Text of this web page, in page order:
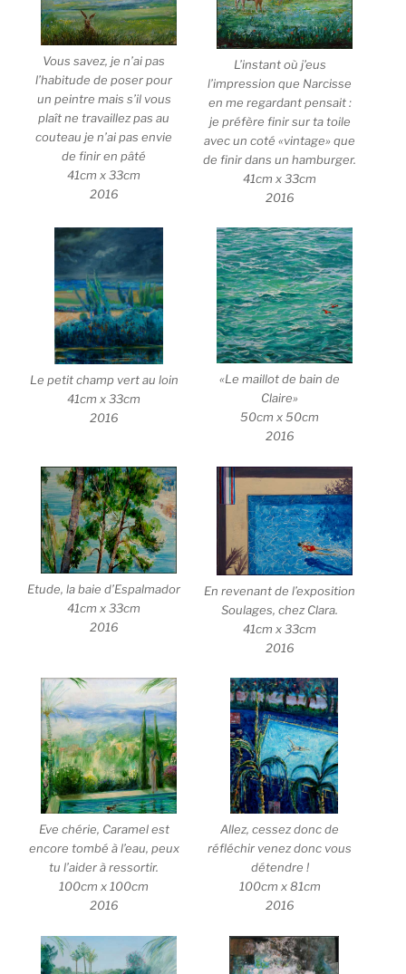
Vous savez, je n’ai pas
l’habitude de poser pour
un peintre mais s’il vous
plaît ne travaillez pas au
couteau je n’ai pas envie
de finir en pâté
41cm x 33cm
2016
L’instant où j’eus
l’impression que Narcisse
en me regardant pensait :
je préfère finir sur ta toile
avec un coté «vintage» que
de finir dans un hamburger.
41cm x 33cm
2016
Le petit champ vert au loin
41cm x 33cm
2016
«Le maillot de bain de
Claire»
50cm x 50cm
2016
Etude, la baie d’Espalmador
41cm x 33cm
2016
En revenant de l’exposition
Soulages, chez Clara.
41cm x 33cm
2016
Eve chérie, Caramel est
encore tombé à l’eau, peux
tu l’aider à ressortir.
100cm x 100cm
2016
Allez, cessez donc de
réfléchir venez donc vous
détendre !
100cm x 81cm
2016